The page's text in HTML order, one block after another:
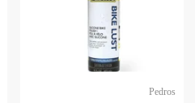
Pedros